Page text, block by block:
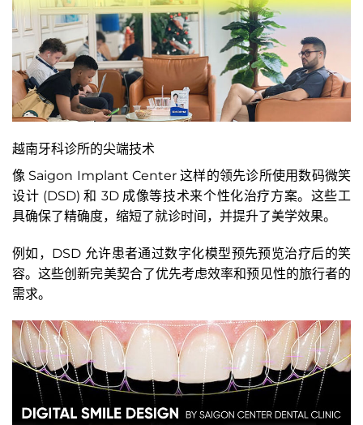
越南牙科诊所的尖端技术
像 Saigon Implant Center 这样的领先诊所使用数码微笑
设计 (DSD) 和 3D 成像等技术来个性化治疗方案。这些工
具确保了精确度，缩短了就诊时间，并提升了美学效果。
例如，DSD 允许患者通过数字化模型预先预览治疗后的笑
容。这些创新完美契合了优先考虑效率和预见性的旅行者的
需求。